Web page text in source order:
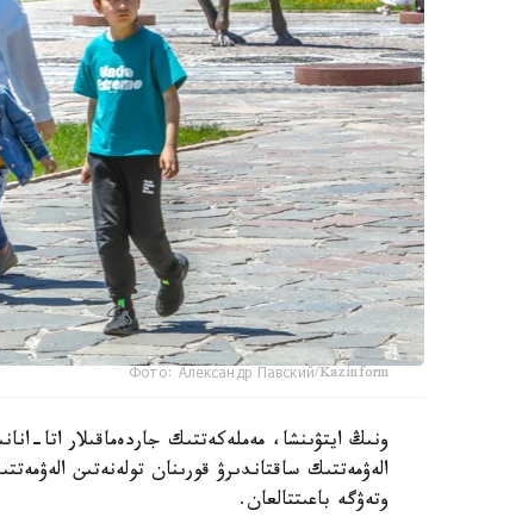
Фото: Александр Павский/Kazinform
ونىڭ ايتۋىنشا، مەملەكەتتىك جاردەماقىلار اتا-
الەۋمەتتىك ساقتاندىرۋ قورىنان تولەنەتىن
وتەۋگە باعىتتالعان.